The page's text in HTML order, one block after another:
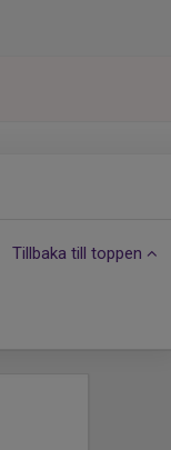
Tillbaka till toppen